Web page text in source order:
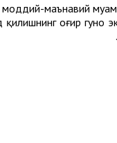
маънавий
оғир гуноҳ